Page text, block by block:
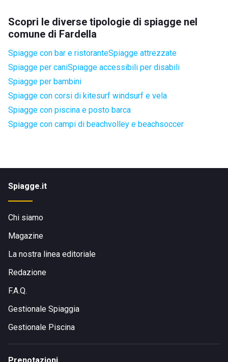
Scopri le diverse tipologie di spiagge nel
comune di Fardella
Spiagge con bar e ristoranteSpiagge attrezzate
Spiagge per caniSpiagge accessibili per disabili
Spiagge per bambini
Spiagge con corsi di kitesurf windsurf e vela
Spiagge con piscina e posto barca
Spiagge con campi di beachvolley e beachsoccer
Spiagge.it
Chi siamo
Magazine
La nostra linea editoriale
Redazione
F.A.Q.
Gestionale Spiaggia
Gestionale Piscina